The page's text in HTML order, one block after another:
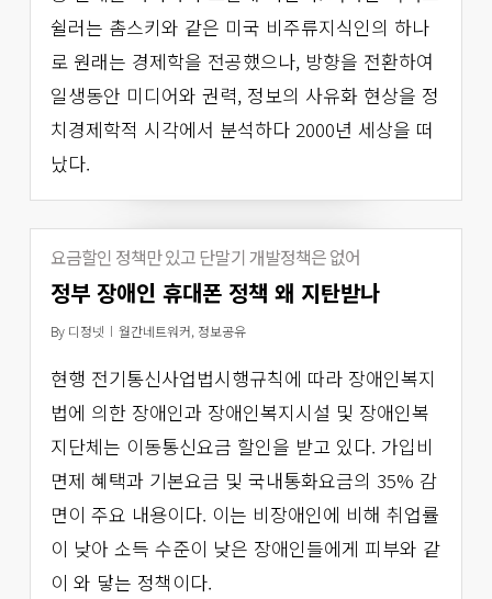
쉴러는 촘스키와 같은 미국 비주류지식인의 하나
로 원래는 경제학을 전공했으나, 방향을 전환하여
일생동안 미디어와 권력, 정보의 사유화 현상을 정
치경제학적 시각에서 분석하다 2000년 세상을 떠
났다.
요금할인 정책만 있고 단말기 개발정책은 없어
정부 장애인 휴대폰 정책 왜 지탄받나
By 디정넷 월간네트워커, 정보공유
현행 전기통신사업법시행규칙에 따라 장애인복지
법에 의한 장애인과 장애인복지시설 및 장애인복
지단체는 이동통신요금 할인을 받고 있다. 가입비
면제 혜택과 기본요금 및 국내통화요금의 35% 감
면이 주요 내용이다. 이는 비장애인에 비해 취업률
이 낮아 소득 수준이 낮은 장애인들에게 피부와 같
이 와 닿는 정책이다.